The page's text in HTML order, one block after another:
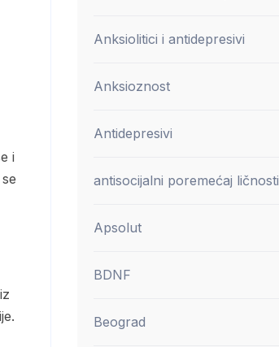
Anksiolitici i antidepresivi
Anksioznost
Antidepresivi
antisocijalni poremećaj ličnosti
Apsolut
BDNF
Beograd